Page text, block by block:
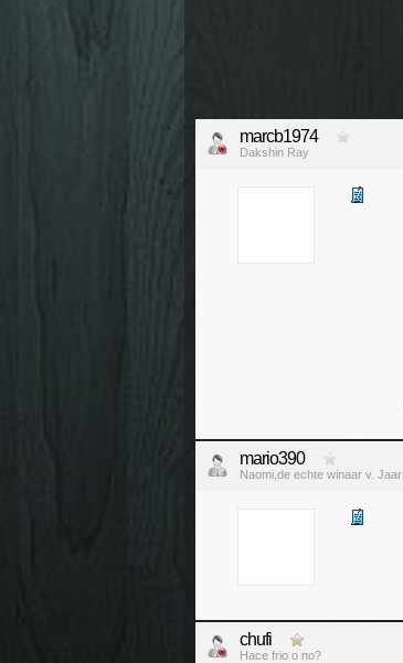
marcb1974
Dakshin Ray
mario390
Naomi,de echte winaar v. Jaar
chufi
Hace frio o no?